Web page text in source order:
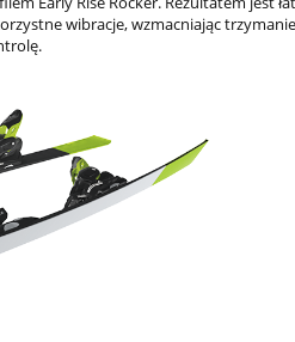
wibracje, wzmacniając